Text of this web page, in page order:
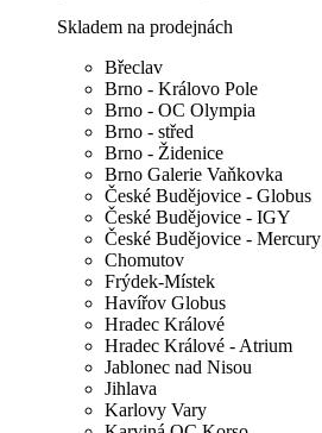
Skladem na prodejnách
Břeclav
Brno - Královo Pole
Brno - OC Olympia
Brno - střed
Brno - Židenice
Brno Galerie Vaňkovka
České Budějovice - Globus
České Budějovice - IGY
České Budějovice - Mercury
Chomutov
Frýdek-Místek
Havířov Globus
Hradec Králové
Hradec Králové - Atrium
Jablonec nad Nisou
Jihlava
Karlovy Vary